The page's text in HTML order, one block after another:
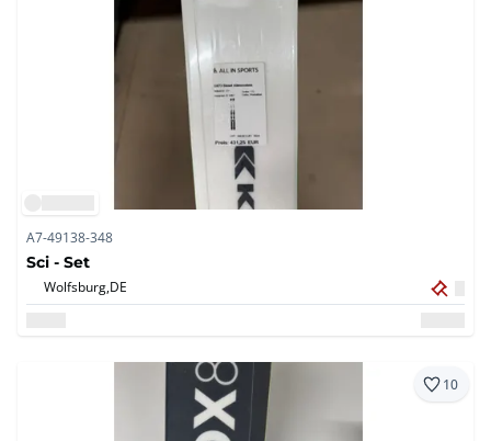
A7-49138-348
Sci - Set
Wolfsburg,DE
10